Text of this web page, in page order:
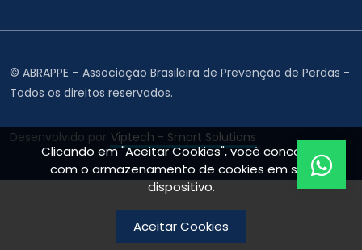
Clicando em "Aceitar Cookies", você concorda
com o armazenamento de cookies em seu
dispositivo.
Aceitar Cookies
© ABRAPPE – Associação Brasileira de Prevenção de Perdas -
Todos os direitos reservados.
Desenvolvido por Viptech - Smart Solutions